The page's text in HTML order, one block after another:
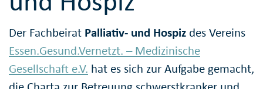
Der Fachbeirat Palliativ- und Hospiz des Vereins
Essen.Gesund.Vernetzt. – Medizinische
Gesellschaft e.V. hat es sich zur Aufgabe gemacht,